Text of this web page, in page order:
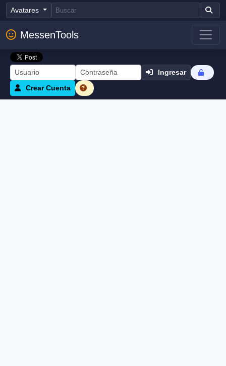
Avatares
MessenTools
Ingresar
Crear Cuenta